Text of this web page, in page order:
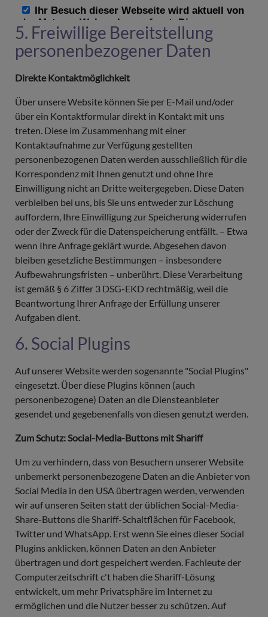
5. Freiwillige Bereitstellung
personenbezogener Daten
Direkte Kontaktmöglichkeit
Über unsere Website können Sie per E-Mail und/oder
über ein Kontaktformular direkt in Kontakt mit uns
treten. Diese im Zusammenhang mit einer
Kontaktaufnahme zur Verfügung gestellten
personenbezogenen Daten werden ausschließlich für die
Korrespondenz mit Ihnen genutzt und ohne Ihre
Einwilligung nicht an Dritte weitergegeben. Diese Daten
verbleiben bei uns, bis Sie uns entweder zur Löschung
auffordern, Ihre Einwilligung zur Speicherung widerrufen
oder der Zweck für die Datenspeicherung entfällt. – Etwa
wenn Ihre Anfrage geklärt wurde. Abgesehen davon
bleiben gesetzliche Bestimmungen – insbesondere
Aufbewahrungsfristen – unberührt. Diese Verarbeitung
ist gemäß § 6 Ziffer 3 DSG-EKD rechtmäßig, weil die
Beantwortung Ihrer Anfrage der Erfüllung unserer
Aufgaben dient.
6. Social Plugins
Auf unserer Website werden sogenannte "Social Plugins"
eingesetzt. Über diese Plugins können (auch
personenbezogene) Daten an die Diensteanbieter
gesendet und gegebenenfalls von diesen genutzt werden.
Zum Schutz: Social-Media-Buttons mit Shariff
Um zu verhindern, dass von Besuchern unserer Website
unbemerkt personenbezogene Daten an die Anbieter von
Social Media in den USA übertragen werden, verwenden
wir auf unseren Seiten statt der üblichen Social-Media-
Share-Buttons die Shariff-Schaltflächen für Facebook,
Twitter und WhatsApp. Erst wenn Sie eines dieser Social
Plugins anklicken, können Daten an den Anbieter
übertragen und dort gespeichert werden. Fachleute der
Computerzeitschrift c't haben die Shariff-Lösung
entwickelt, um mehr Privatsphäre im Internet zu
ermöglichen und die Nutzer besser zu schützen. Auf